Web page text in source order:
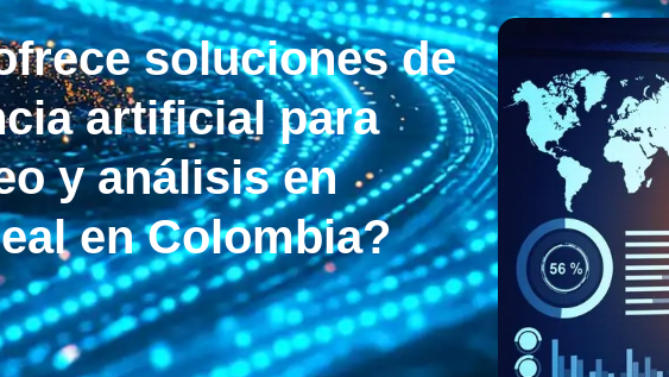
soluciones de
artificial para
y análisis en
en Colombia?